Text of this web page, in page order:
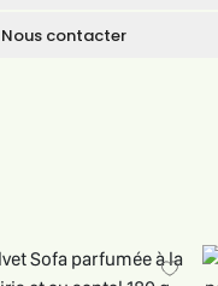
Nous contacter